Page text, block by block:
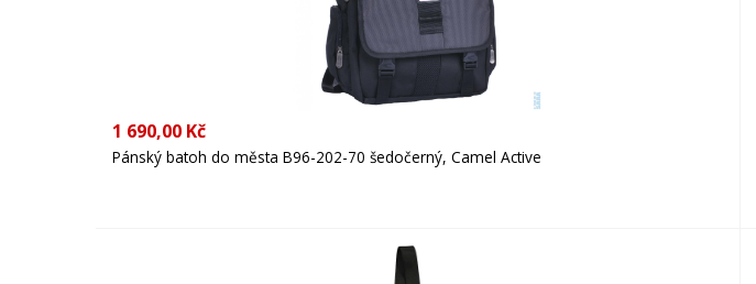
1 690,00 Kč
Pánský batoh do města B96-202-70 šedočerný, Camel Active